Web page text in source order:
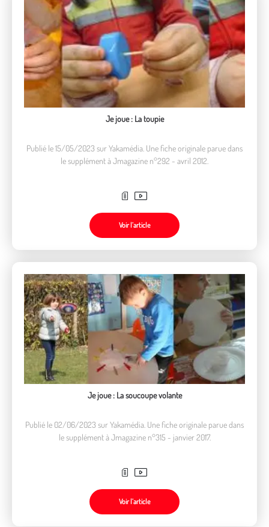
Je joue : La toupie
Publié le 15/05/2023 sur Yakamédia. Une fiche originale parue dans
le supplément à Jmagazine n°292 - avril 2012.
Voir l’article
Je joue : La soucoupe volante
Publié le 02/06/2023 sur Yakamédia. Une fiche originale parue dans
le supplément à Jmagazine n°315 - janvier 2017.
Voir l’article